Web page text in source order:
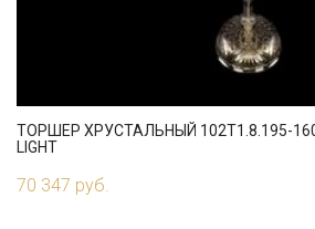
ТОРШЕР ХРУСТАЛЬНЫЙ 102T1.8.195-
LIGHT
70 347 руб.